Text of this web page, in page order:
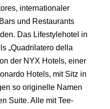
internationaler
und Restaurants
Das Lifestylehotel in
„Quadrilatero della
der NYX Hotels, einer
Hotels, mit Sitz in
so originelle Namen
Suite. Alle mit Tee-